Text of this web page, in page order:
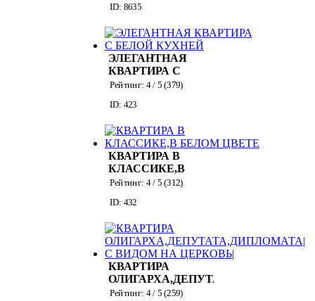
НА УЛ.РАСКОВОЙ
ID: 8635
ЭЛЕГАНТНАЯ
КВАРТИРА С
БЕЛОЙ КУХНЕЙ
Рейтинг: 4/ 5 (379)
ID: 423
КВАРТИРА В
КЛАССИКЕ,В
БЕЛОМ ЦВЕТЕ
Рейтинг: 4/ 5 (312)
ID: 432
КВАРТИРА
С ВИДОМ НА
Рейтинг: 4/ 5 (259)